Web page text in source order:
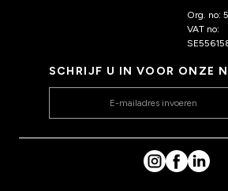
Org. no:
VAT no:
SCHRIJF U IN VOOR ONZE